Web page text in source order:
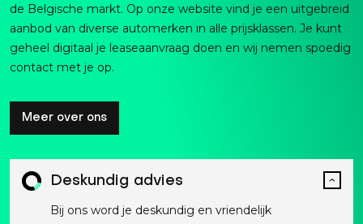
de Belgische markt. Op onze website vind je een uitgebreid
aanbod van diverse automerken in alle prijsklassen. Je kunt
geheel digitaal je leaseaanvraag doen en wij nemen spoedig
contact met je op.
Meer over ons
Deskundig advies
Bij ons word je deskundig en vriendelijk